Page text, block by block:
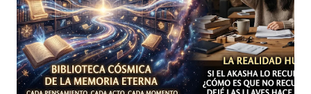
sensación de que tu cerebro aún está cargando la última
actualización. El Oro: Es la energía resultante: enfoque
láser, una pizca de paciencia para el tráfico y la fuerza para
afrontar el correo de tu jefe. Tu Taza como...